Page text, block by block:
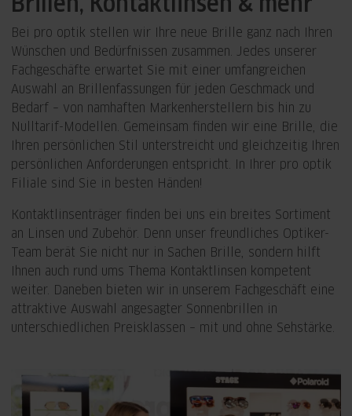
Bei pro optik stellen wir Ihre neue Brille ganz nach Ihren
Wünschen und Bedürfnissen zusammen. Jedes unserer
Fachgeschäfte erwartet Sie mit einer umfangreichen
Auswahl an Brillenfassungen für jeden Geschmack und
Bedarf – von namhaften Markenherstellern bis hin zu
Nulltarif-Modellen. Gemeinsam finden wir eine Brille, die
Ihren persönlichen Stil unterstreicht und gleichzeitig Ihren
persönlichen Anforderungen entspricht. In Ihrer pro optik
Filiale sind Sie in besten Händen!
Kontaktlinsenträger finden bei uns ein breites Sortiment
an Linsen und Zubehör. Denn unser freundliches Optiker-
Team berät Sie nicht nur in Sachen Brille, sondern hilft
Ihnen auch rund ums Thema Kontaktlinsen kompetent
weiter. Daneben bieten wir in unserem Fachgeschäft eine
attraktive Auswahl angesagter Sonnenbrillen in
unterschiedlichen Preisklassen – mit und ohne Sehstärke.